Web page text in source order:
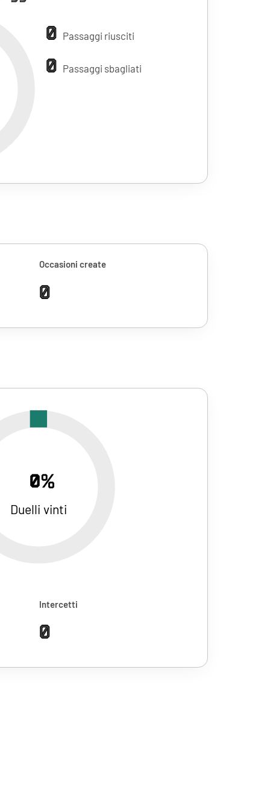
0 Passaggi riusciti
0 Passaggi sbagliati
Occasioni create
0
0%
Duelli vinti
Intercetti
0